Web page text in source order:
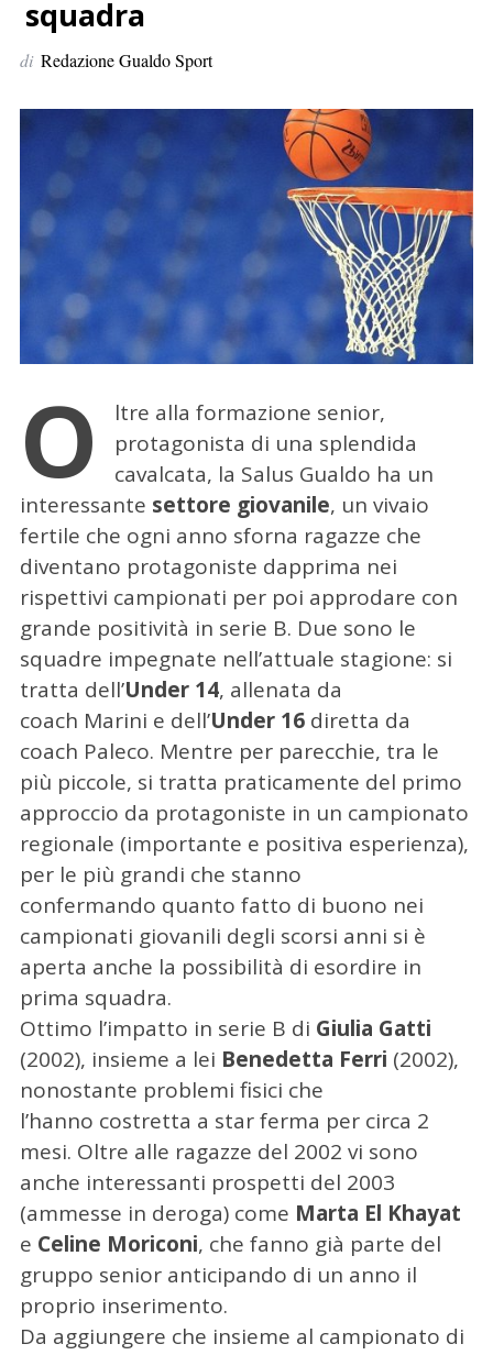
e
r
squadra
di Redazione Gualdo Sport
O
ltre alla formazione senior,
protagonista di una splendida
cavalcata, la Salus Gualdo ha un
interessante settore giovanile, un vivaio
fertile che ogni anno sforna ragazze che
diventano protagoniste dapprima nei
rispettivi campionati per poi approdare con
grande positività in serie B. Due sono le
squadre impegnate nell’attuale stagione: si
tratta dell’Under 14, allenata da
coach Marini e dell’Under 16diretta da
coach Paleco. Mentre per parecchie, tra le
più piccole, si tratta praticamente del primo
approccio da protagoniste in un campionato
regionale (importante e positiva esperienza),
per le più grandi che stanno
confermando quanto fatto di buono nei
campionati giovanili degli scorsi anni si è
aperta anche la possibilità di esordire in
prima squadra.
Ottimo l’impatto in serie B di Giulia Gatti
(2002), insieme a lei Benedetta Ferri (2002),
nonostante problemi fisici che
l’hanno costretta a star ferma per circa 2
mesi. Oltre alle ragazze del 2002 vi sono
anche interessanti prospetti del 2003
(ammesse in deroga) come Marta El Khayat
e Celine Moriconi, che fanno già parte del
gruppo senior anticipando di un anno il
proprio inserimento.
Da aggiungere che insieme al campionato di